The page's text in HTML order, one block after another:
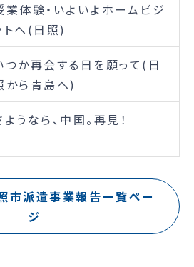
業体験・いよいよホームビジ
トへ(日照)
つか再会する日を願って(日
から青島へ)
ようなら、中国。再見！
市派遣事業報告一覧ペー
ジ